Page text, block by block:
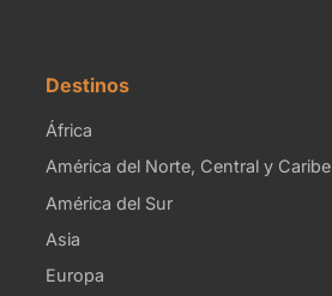
Destinos
África
América del Norte, Central y Caribe
América del Sur
Asia
Europa